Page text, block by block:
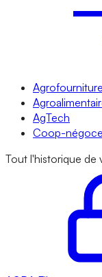
Agrofourniture
AgTech
Coop-négoce
Tout l'historique de